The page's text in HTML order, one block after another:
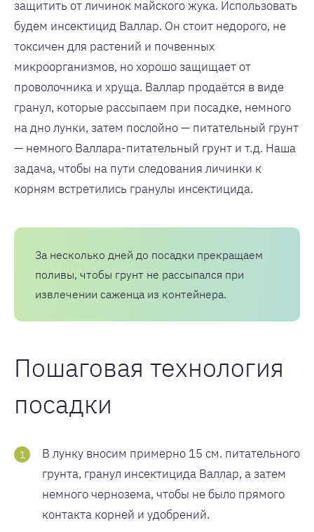
защитить от личинок майского жука. Использовать
будем инсектицид Валлар. Он стоит недорого, не
токсичен для растений и почвенных
микроорганизмов, но хорошо защищает от
проволочника и хруща. Валлар продаётся в виде
гранул, которые рассыпаем при посадке, немного
на дно лунки, затем послойно — питательный грунт
— немного Валлара-питательный грунт и т.д. Наша
задача, чтобы на пути следования личинки к
корням встретились гранулы инсектицида.
За несколько дней до посадки прекращаем
поливы, чтобы грунт не рассыпался при
извлечении саженца из контейнера.
Пошаговая технология
посадки
В лунку вносим примерно 15 см. питательного
грунта, гранул инсектицида Валлар, а затем
немного чернозема, чтобы не было прямого
контакта корней и удобрений.